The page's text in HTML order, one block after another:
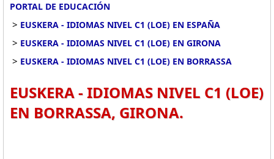
PORTAL DE EDUCACIÓN
> EUSKERA - IDIOMAS NIVEL C1 (LOE) EN ESPAÑA
> EUSKERA - IDIOMAS NIVEL C1 (LOE) EN GIRONA
> EUSKERA - IDIOMAS NIVEL C1 (LOE) EN BORRASSA
EUSKERA - IDIOMAS NIVEL C1 (LOE)
EN BORRASSA, GIRONA.